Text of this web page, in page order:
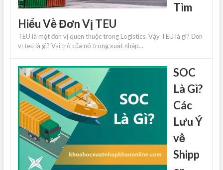
Tìm
Hiểu Về Đơn Vị TEU
TEU là một đơn vị quen thuộc trong Logistics. Vậy TEU là gì? Đơn
vị teu là gì? Vai trò của nó trong xuất nhập...
SOC
Là Gì?
Các
Lưu Ý
về
Shipp